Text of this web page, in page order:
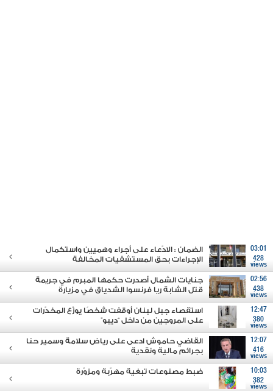
03:01
428
views
الضمان : الادّعاء على أجراء وهميين واستكمال
الإجراءات بحق المستشفيات المخالفة
02:56
438
views
جنايات الشمال أصدرت حكمها المبرم في جريمة
قتل الشابة ريا فرنسوا الشدياق في مزيارة
12:47
380
views
استقصاء جبل لبنان أوقفت شخصًا يوزّع المخدّرات
على المروجين من داخل “ديبو”
12:07
416
views
القاضي حاموش ادعى على رياض سلامة وسمير حنا
بجرائم مالية ونقدية
10:03
382
views
ضبط مصنوعات تبغية مهرّبة ومزوّرة